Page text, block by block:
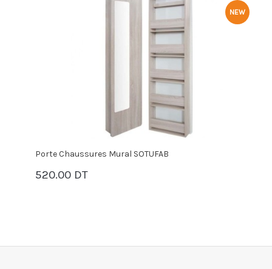
NEW
Porte Chaussures Mural SOTUFAB
520.00 DT
PANIER